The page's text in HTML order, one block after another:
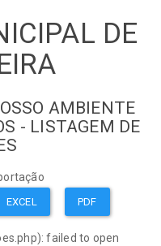
DE
AMBIENTE
- LISTAGEM DE
EXCEL PDF
failed to open